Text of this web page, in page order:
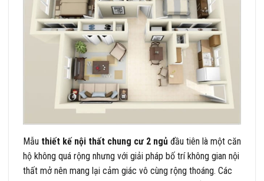
Mẫu thiết kế nội thất chung cư 2 ngủ đầu tiên là một căn
hộ không quá rộng nhưng với giải pháp bố trí không gian nội
thất mở nên mang lại cảm giác vô cùng rộng thoáng. Các